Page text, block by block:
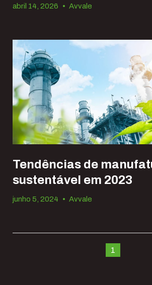
abril 14, 2026 • Avvale
Tendências de
sustentável em 2023
junho 5, 2024 • Avvale
1